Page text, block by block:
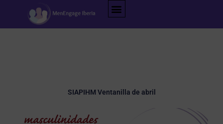
contenido
SIAPIHM Ventanilla de abril